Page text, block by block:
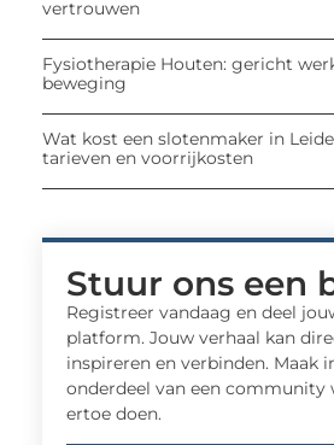
vertrouwen
Fysiotherapie Houten: gericht
beweging
Wat kost een slotenmaker in
tarieven en voorrijkosten
Stuur ons een
Registreer vandaag en deel
platform. Jouw verhaal kan
inspireren en verbinden. Maak
onderdeel van een community
ertoe doen.